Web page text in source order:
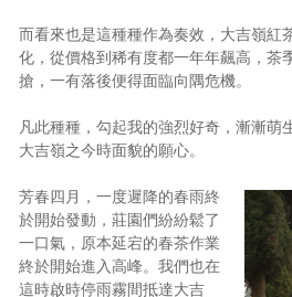
而看來也是這種種作為奏效，大吉嶺紅
化，從價格到稀有度都一年年飆高，茶
搶，一有落後便得面臨向隅危機。
凡此種種，勾起我的強烈好奇，漸漸萌
大吉嶺之今時面貌的願心。
芳春四月，一度遲降的春雨終
於開始發動，莊園們紛紛鬆了
一口氣，原本延宕的春茶作業
終於開始進入高峰。我們也在
這時啟時停雨霧間抵達大吉